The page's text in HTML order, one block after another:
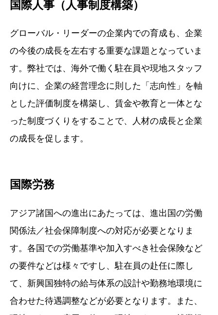
国際人事（人事制度構築）
グローバル・リーダーの企業内での育成も、企業
の今後の成長を左右する重要な課題となっていま
す。弊社では、海外で働く駐在員や現地スタッフ
向けに、企業の経営理念に則した「志向性」を軸
とした評価制度を構築し、賃金や教育と一体とな
った制度づくりをすることで、人材の成長と企業
の成長を促します。
国際労務
アジア諸国への進出にあたっては、進出国の労働
関係法／社会保障制度への対応が必要となりま
す。各国での労働基準や加入すべき社会保険など
の要件などは様々ですし、駐在員の赴任に際し
て、新興国独特の給与体系の設計や勤務地環境に
合わせた待遇調整などが必要となります。また、